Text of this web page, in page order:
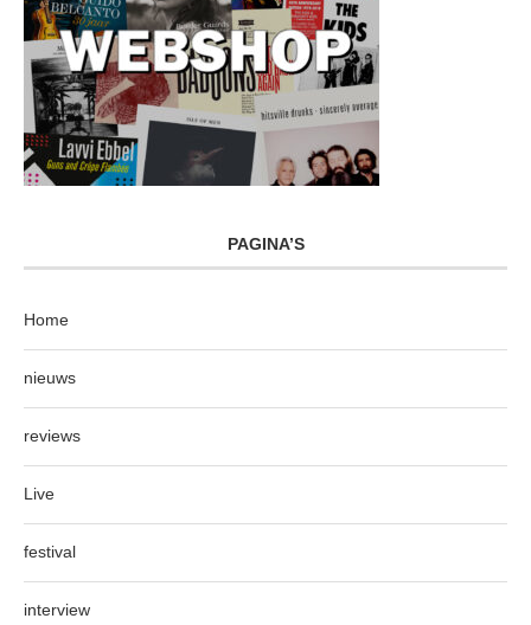
PAGINA’S
Home
nieuws
reviews
Live
festival
interview